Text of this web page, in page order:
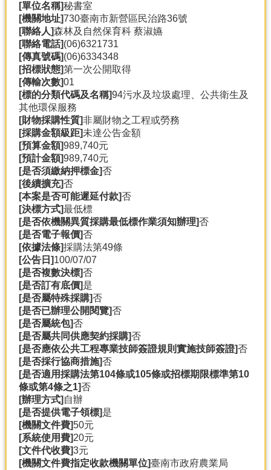
訊
[單位名稱]秘書室
[機關地址]730臺南市新營區民治路36號
[聯絡人]森林及自然保育科 蔡淑嬿
[聯絡電話](06)6321731
[傳真號碼](06)6334348
[招標狀態]第一次公開取得
[傳輸次數]01
[標的分類代碼及名稱]94污水及垃圾處理、公共衛生及
其他環保服務
[財物採購性質]非屬財物之工程或勞務
[採購金額級距]未達公告金額
[預算金額]989,740元
[預計金額]989,740元
[是否須繳納押標金]否
[後續擴充]否
[本案是否可能遲延付款]否
[決標方式]最低標
[是否依機關異質採購最低標作業須知辦理]否
[是否電子報價]否
[依據法條]採購法第49條
[公告日]100/07/07
[是否複數決標]否
[是否訂有底價]是
[是否屬特殊採購]否
[是否已辦理公開閱覽]否
[是否屬統包]否
[是否屬共同供應契約採購]否
[是否應依公共工程專業技師簽證規則實施技師簽證]否
[是否採行協商措施]否
[是否適用採購法第104條或105條或招標期限標準第10
條或第4條之1]否
[辦理方式] 自辦
[是否提供電子領標]是
[機關文件費]50元
[系統使用費]20元
[文件代收費]3元
[機關文件費指定收款機關單位]臺南市政府農業局